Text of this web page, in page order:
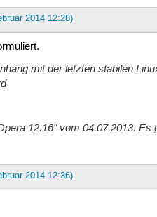
2014 12:28)
mit der letzten stabilen
12.16" vom 04.07.2013.
2014 12:36)